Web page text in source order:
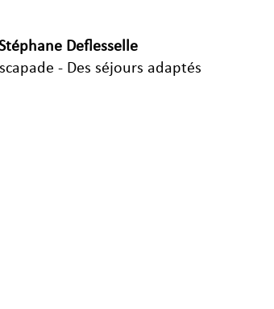
Deflesselle
- Des séjours adaptés